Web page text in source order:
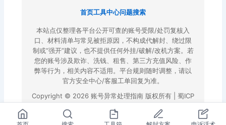
首页工具中心问题搜索
本站点仅整理各平台公开可查的账号受限/处罚复核入
口、材料清单与常见被拒原因，不构成代解封、绕过限
制或“强开”建议，也不提供任何外挂/破解/改机方案。若
您的账号涉及欺诈、洗钱、租售、第三方充值风险、作
弊等行为，相关内容不适用。平台规则随时调整，请以
官方安全中心/客服工单回复为准。
Copyright © 2026 账号异常处理指南 版权所有 | 蜀ICP